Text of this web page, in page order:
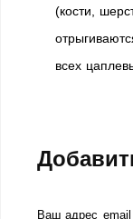
(кости,
всех
Ваш адрес email